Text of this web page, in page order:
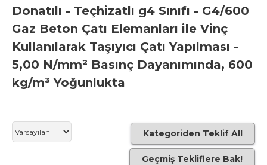
Donatılı - Teçhizatlı g4 Sınıfı - G4/600
Gaz Beton Çatı Elemanları ile Vinç
Kullanılarak Taşıyıcı Çatı Yapılması -
5,00 N/mm² Basınç Dayanımında, 600
kg/m³ Yoğunlukta
Kategoriden Teklif Al!
Geçmiş Tekliflere Bak!